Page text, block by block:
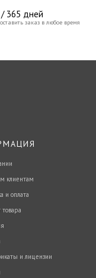
/ 365 дней
заказ в любое время
клиентам
и оплата
товара
и лицензии